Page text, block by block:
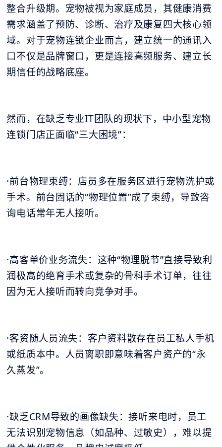
整合升级期。宠物被视为家庭成员，其健康消费
需求涵盖了预防、诊断、治疗及康复四大核心领
域。对于宠物连锁企业而言，建立统一的通讯入
口不仅是品牌窗口，更是连接高频服务、建立长
期信任的战略底座。
然而，在缺乏专业IT团队的现状下，中小型宠物
连锁门店正面临“三大困境”：
·前台物理束缚：店员多在服务区进行宠物洗护或
手术。前台固话的“物理位置”成了束缚，导致咨
询电话常年无人接听。
·高客单价业务流失：这种“物理脱节”直接导致利
润极高的绝育手术或复杂的骨科手术订单，往往
因为无人接听而转向竞争对手。
·客资随人员流失：客户资料散存在员工私人手机
或纸质本中。人员离职即意味着客户资产的“永
久蒸发”。
·缺乏CRM导致的画像缺失：接听来电时，员工
无法识别宠物信息（如品种、过敏史），难以提